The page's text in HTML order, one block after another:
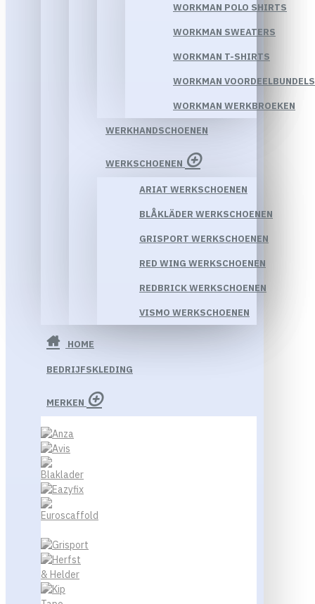
WORKMAN POLO SHIRTS
WORKMAN SWEATERS
WORKMAN T-SHIRTS
WORKMAN VOORDEELBUNDELS
WORKMAN WERKBROEKEN
WERKHANDSCHOENEN
WERKSCHOENEN
ARIAT WERKSCHOENEN
BLÅKLÄDER WERKSCHOENEN
GRISPORT WERKSCHOENEN
RED WING WERKSCHOENEN
REDBRICK WERKSCHOENEN
VISMO WERKSCHOENEN
HOME
BEDRIJFSKLEDING
MERKEN